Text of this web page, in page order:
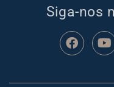
Siga-nos